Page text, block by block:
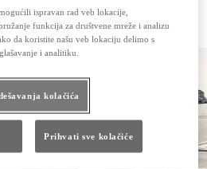
Cross
u kontakt formu, a naši prodajni savetnici će vas
ispravan rad veb lokacije,
funkcija za društvene mreže i analizu
da koristite našu veb lokaciju delimo s
i analitiku.
kolačića
Prihvati sve kolačiće